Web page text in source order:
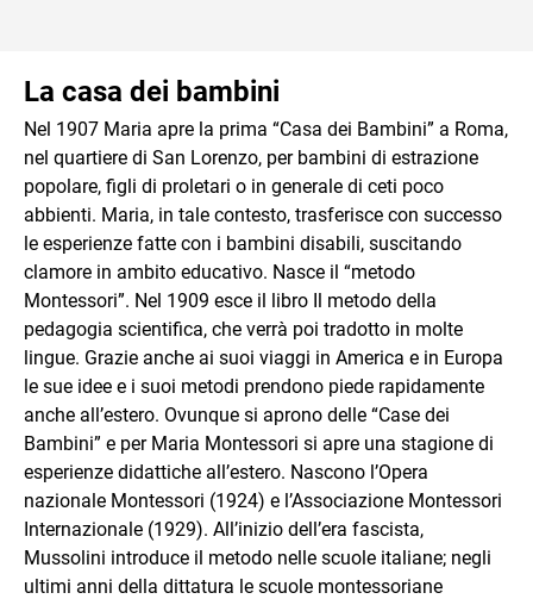
La casa dei bambini
Nel 1907 Maria apre la prima “Casa dei Bambini” a Roma,
nel quartiere di San Lorenzo, per bambini di estrazione
popolare, figli di proletari o in generale di ceti poco
abbienti. Maria, in tale contesto, trasferisce con successo
le esperienze fatte con i bambini disabili, suscitando
clamore in ambito educativo. Nasce il “metodo
Montessori”. Nel 1909 esce il libro Il metodo della
pedagogia scientifica, che verrà poi tradotto in molte
lingue. Grazie anche ai suoi viaggi in America e in Europa
le sue idee e i suoi metodi prendono piede rapidamente
anche all’estero. Ovunque si aprono delle “Case dei
Bambini” e per Maria Montessori si apre una stagione di
esperienze didattiche all’estero. Nascono l’Opera
nazionale Montessori (1924) e l’Associazione Montessori
Internazionale (1929). All’inizio dell’era fascista,
Mussolini introduce il metodo nelle scuole italiane; negli
ultimi anni della dittatura le scuole montessoriane